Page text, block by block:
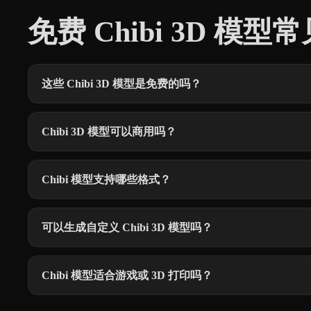
免费 Chibi 3D 模型常
这些 Chibi 3D 模型是免费的吗？
Chibi 3D 模型可以商用吗？
Chibi 模型支持哪些格式？
可以生成自定义 Chibi 3D 模型吗？
Chibi 模型适合游戏或 3D 打印吗？